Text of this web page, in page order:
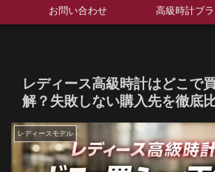
お問い合わせ
レディース高級時計はどこで
解？失敗しない購入先を徹底
レディースモデル